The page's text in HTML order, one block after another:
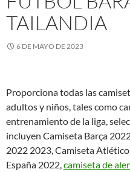
TAILANDIA
6 DE MAYO DE 2023
Proporciona todas las
adultos y niños, tales como
entrenamiento de la liga,
incluyen Camiseta Barça
2022 2023, Camiseta
España 2022,camiseta de